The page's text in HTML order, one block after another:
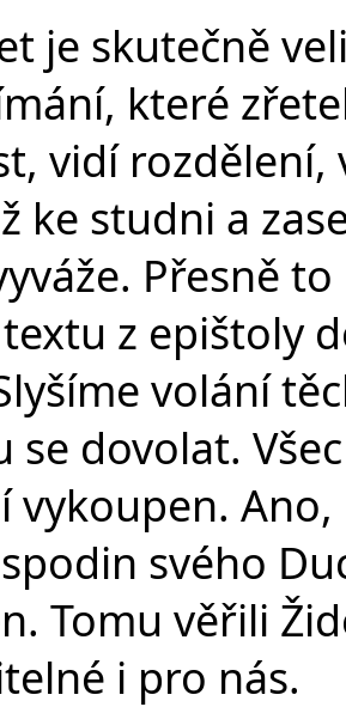
je skutečně
které
vidí
ke studni a
Přesně
z epištoly
volání
se dovolat.
vykoupen.
svého
Tomu věřili
i pro nás.